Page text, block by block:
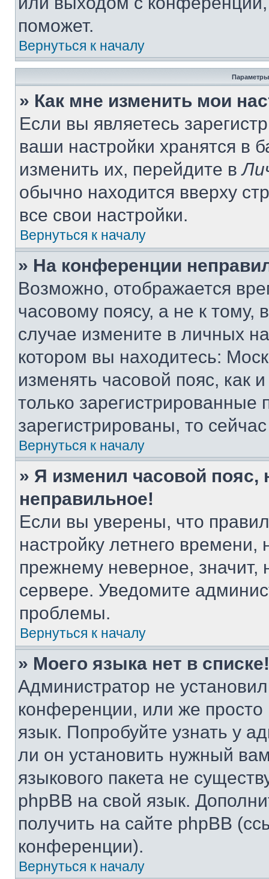
поможет.
Вернуться к началу
Параметры
» Как мне изменить мои
Если вы являетесь
ваши настройки хранятся в
изменить их, перейдите в
обычно находится вверху
все свои настройки.
Вернуться к началу
» На конференции
Возможно, отображается
часовому поясу, а не к тому,
случае измените в личных
котором вы находитесь:
изменять часовой пояс, как
только
зарегистрированы, то
Вернуться к началу
» Я изменил часовой пояс,
неправильное!
Если вы уверены, что
настройку летнего
прежнему неверное, значит,
сервере. Уведомите
проблемы.
Вернуться к началу
» Моего языка нет в списке!
Администратор не
конференции, или же
язык. Попробуйте узнать у
ли он установить нужный
языкового пакета не
phpBB на свой язык.
получить на сайте phpBB
конференции).
Вернуться к началу